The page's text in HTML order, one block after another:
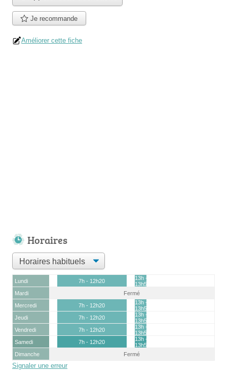
Je recommande
Améliorer cette fiche
Horaires
Lundi 7h - 12h20
13h -
13h50
Mardi
Fermé
Mercredi
7h - 12h20
13h -
13h50
Jeudi
7h - 12h20
13h -
13h50
Vendredi
7h - 12h20
13h -
13h50
Samedi
7h - 12h20
13h -
13h50
Dimanche
Fermé
Signaler une erreur